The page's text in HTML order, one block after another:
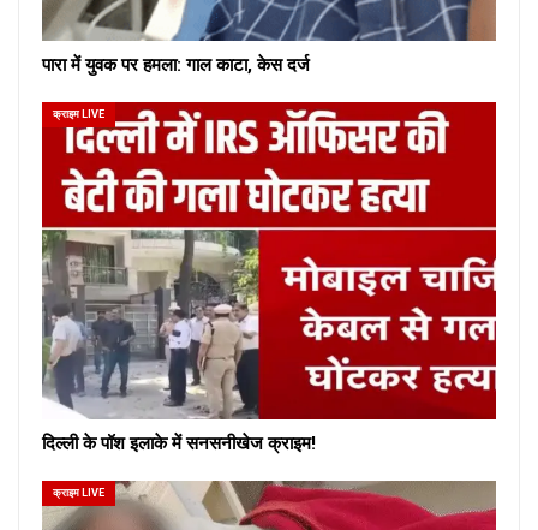
पारा में युवक पर हमला: गाल काटा, केस दर्ज
क्राइम LIVE
दिल्ली के पॉश इलाके में सनसनीखेज क्राइम!
क्राइम LIVE